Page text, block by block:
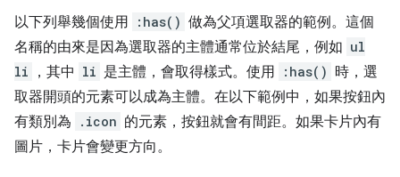
以下列舉幾個使用 :has() 做為父項選取器的範例。這個
名稱的由來是因為選取器的主體通常位於結尾，例如 ul
li
，其中 li 是主體，會取得樣式。使用 :has() 時，選
取器開頭的元素可以成為主體。在以下範例中，如果按鈕內
有類別為
.icon 的元素，按鈕就會有間距。如果卡片內有
圖片，卡片會變更方向。